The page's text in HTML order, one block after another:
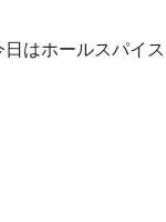
はホールスパイ